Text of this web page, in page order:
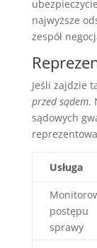
najwyższe
zespół
Jeśli zajdzie
przed sądem.
sądowych
Usługa
postępu
sprawy